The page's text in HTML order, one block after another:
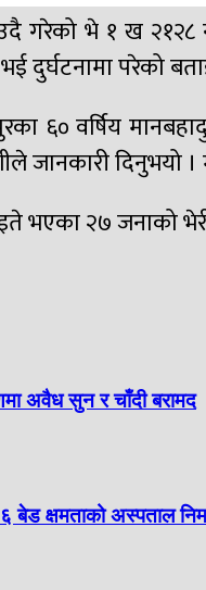
गरेको भे १ ख
दुर्घटनामा परेको
६० वर्षिय
जानकारी
भएका २७ जनाको
अवैध सुन र चाँदी बरामद
क्षमताको अस्पताल